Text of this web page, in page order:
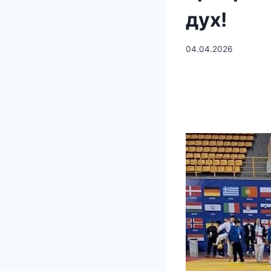
дух!
04.04.2026